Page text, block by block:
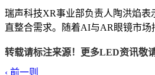
瑞声科技XR事业部负责人陶洪焰
直整合需求。随着AI与AR眼镜市场
转载请标注来源！更多LED资讯敬
‹ 前一则